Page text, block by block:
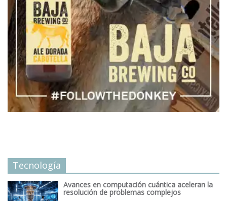
Tecnología
Avances en computación cuántica aceleran la
resolución de problemas complejos